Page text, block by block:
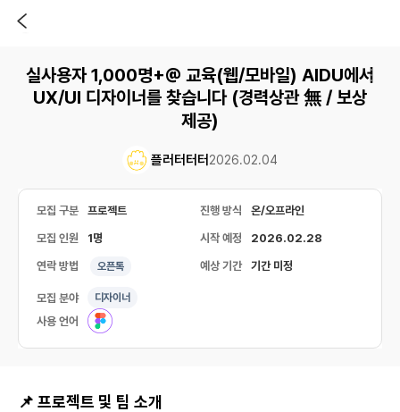
실사용자 1,000명+@ 교육(웹/모바일) AIDU에서
UX/UI 디자이너를 찾습니다 (경력상관 無 / 보상
제공)
플러터터터 2026.02.04
모집 구분 프로젝트 진행 방식 온/오프라인
모집 인원 1명 시작 예정 2026.02.28
연락 방법 오픈톡 예상 기간 기간 미정
모집 분야 디자이너
사용 언어
📌 프로젝트 및 팀 소개